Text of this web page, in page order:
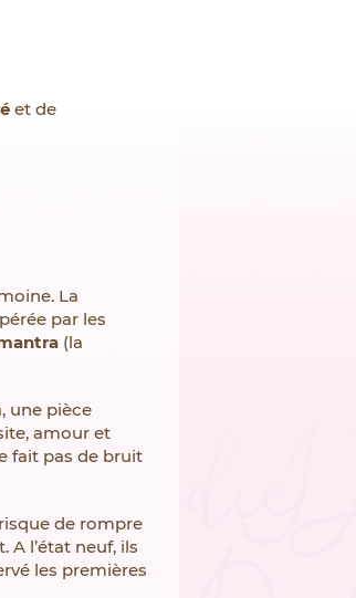
et de
La
par les
(la
une pièce
amour et
fait pas de bruit
de rompre
A l’état neuf, ils
les premières